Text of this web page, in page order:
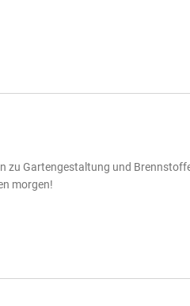
zu Gartengestaltung und
morgen!